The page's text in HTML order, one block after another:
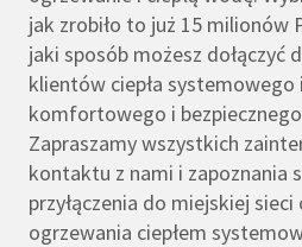
jak zrobiło to już 15 milionów
jaki sposób możesz dołączyć
klientów ciepła systemowego
komfortowego i
Zapraszamy wszystkich
kontaktu z nami i zapoznania
przyłączenia do miejskiej sieci
ogrzewania ciepłem